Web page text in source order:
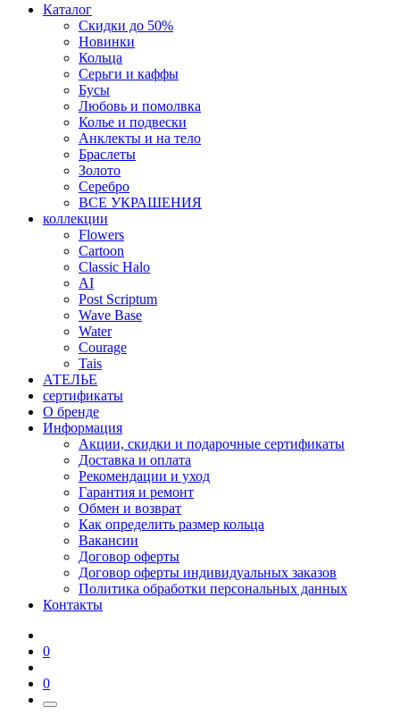
Каталог
Скидки до 50%
Новинки
Кольца
Серьги и каффы
Бусы
Любовь и помолвка
Колье и подвески
Анклекты и на тело
Браслеты
Золото
Серебро
ВСЕ УКРАШЕНИЯ
коллекции
Flowers
Cartoon
Classic Halo
AI
Post Scriptum
Wave Base
Water
Courage
Tais
АТЕЛЬЕ
сертификаты
О бренде
Информация
Акции, скидки и подарочные сертификаты
Доставка и оплата
Рекомендации и уход
Гарантия и ремонт
Обмен и возврат
Как определить размер кольца
Вакансии
Договор оферты
Договор оферты индивидуальных заказов
Политика обработки персональных данных
Контакты
0
0